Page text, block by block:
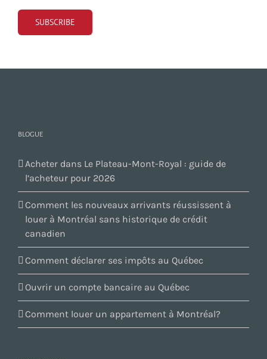
BLOGUE
Acheter dans Le Plateau-Mont-Royal : guide de
l’acheteur pour 2026
Comment les nouveaux arrivants réussissent à
louer à Montréal sans historique de crédit
canadien
Comment déclarer ses impôts au Québec
Ouvrir un compte bancaire au Québec
Comment louer un appartement à Montréal?